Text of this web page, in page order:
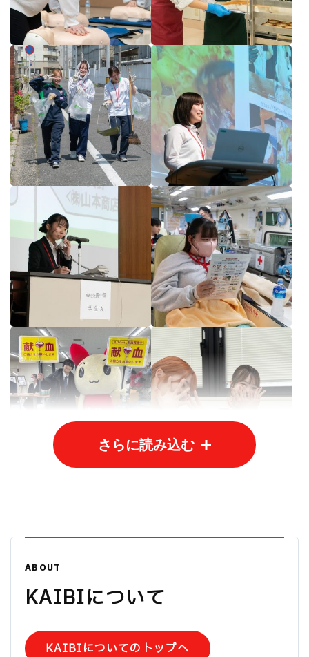
さらに読み込む
ABOUT
KAIBIについて
KAIBIについてのトップへ